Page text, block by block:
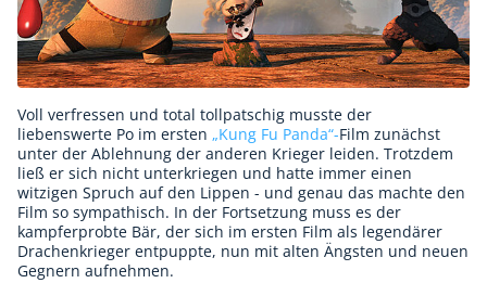
Voll verfressen und total tollpatschig musste der
liebenswerte Po im ersten „Kung Fu Panda“-Film zunächst
unter der Ablehnung der anderen Krieger leiden. Trotzdem
ließ er sich nicht unterkriegen und hatte immer einen
witzigen Spruch auf den Lippen - und genau das machte den
Film so sympathisch. In der Fortsetzung muss es der
kampferprobte Bär, der sich im ersten Film als legendärer
Drachenkrieger entpuppte, nun mit alten Ängsten und neuen
Gegnern aufnehmen.